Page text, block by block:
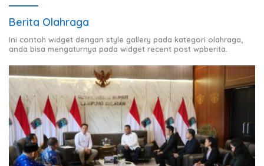
Berita Olahraga
Ini contoh widget dengan style gallery pada kategori olahraga,
anda bisa mengaturnya pada widget recent post wpberita.